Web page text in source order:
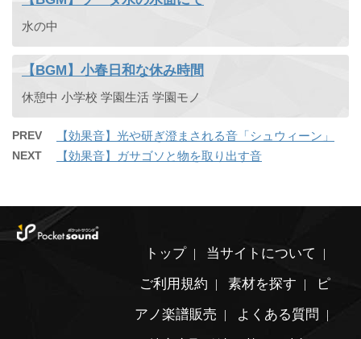
水の中
【BGM】小春日和な休み時間
休憩中 小学校 学園生活 学園モノ
PREV 【効果音】光や研ぎ澄まされる音「シュウィーン」
NEXT 【効果音】ガサゴソと物を取り出す音
トップ
当サイトについて
ご利用規約
素材を探す
ピ
アノ楽譜販売
よくある質問